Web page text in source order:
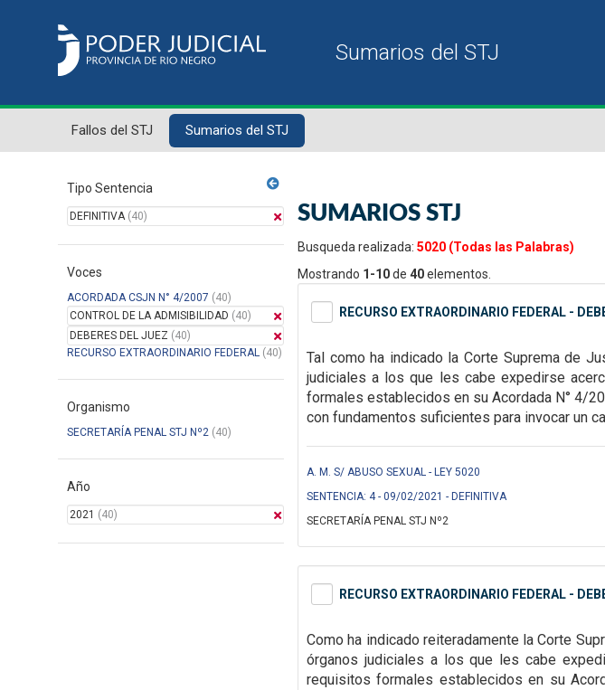
Fallos del STJ Sumarios del STJ
Tipo Sentencia
DEFINITIVA(40)
Voces
ACORDADA CSJN N° 4/2007 (40)
CONTROL DE LA ADMISIBILIDAD (40)
DEBERES DEL JUEZ (40)
RECURSO EXTRAORDINARIO FEDERAL (40)
Organismo
SECRETARÍA PENAL STJ Nº2 (40)
Año
2021 (40)
SUMARIOS STJ
Busqueda realizada: 5020 (Todas las Palabras)
Mostrando 1-10de 40elementos.
RECURSO EXTRAORDINARIO FEDERAL -
Tal como ha indicado la Corte Suprema de
judiciales a los que les cabe expedirse
formales establecidos en su Acordada N° 4/
con fundamentos suficientes para invocar un
A. M. S/ ABUSO SEXUAL - LEY 5020
SENTENCIA: 4 - 09/02/2021 - DEFINITIVA
SECRETARÍA PENAL STJ Nº2
RECURSO EXTRAORDINARIO FEDERAL -
Como ha indicado reiteradamente la Corte
órganos judiciales a los que les cabe
requisitos formales establecidos en su